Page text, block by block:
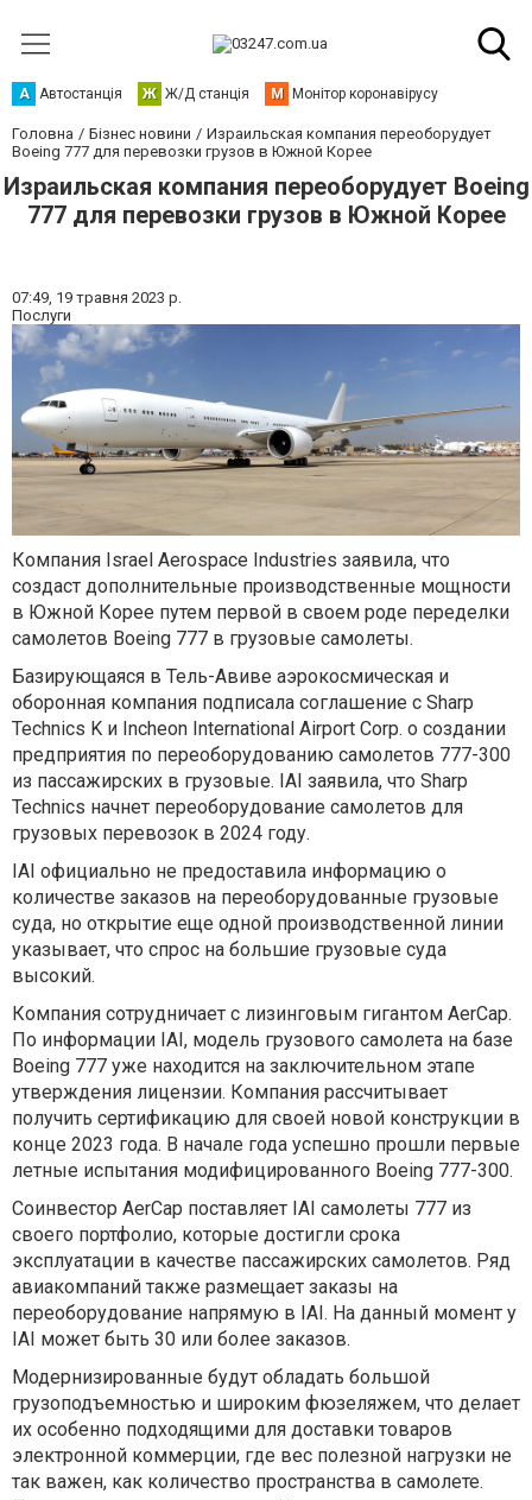
А Автостанція Ж Ж/Д станція М Монітор коронавірусу
Головна Бізнес новини
Израильская компания переоборудует
Boeing 777 для перевозки грузов в Южной Корее
Израильская компания переоборудует Boeing
777 для перевозки грузов в Южной Корее
07:49, 19 травня 2023 р.
Послуги
Компания Israel Aerospace Industries заявила, что
создаст дополнительные производственные мощности
в Южной Корее путем первой в своем роде переделки
самолетов Boeing 777 в грузовые самолеты.
Базирующаяся в Тель-Авиве аэрокосмическая и
оборонная компания подписала соглашение с Sharp
Technics K и Incheon International Airport Corp. о создании
предприятия по переоборудованию самолетов 777-300
из пассажирских в грузовые. IAI заявила, что Sharp
Technics начнет переоборудование самолетов для
грузовых перевозок в 2024 году.
IAI официально не предоставила информацию о
количестве заказов на переоборудованные грузовые
суда, но открытие еще одной производственной линии
указывает, что спрос на большие грузовые суда
высокий.
Компания сотрудничает с лизинговым гигантом AerCap.
По информации IAI, модель грузового самолета на базе
Boeing 777 уже находится на заключительном этапе
утверждения лицензии. Компания рассчитывает
получить сертификацию для своей новой конструкции в
конце 2023 года. В начале года успешно прошли первые
летные испытания модифицированного Boeing 777-300.
Соинвестор AerCap поставляет IAI самолеты 777 из
своего портфолио, которые достигли срока
эксплуатации в качестве пассажирских самолетов. Ряд
авиакомпаний также размещает заказы на
переоборудование напрямую в IAI. На данный момент у
IAI может быть 30 или более заказов.
Модернизированные будут обладать большой
грузоподъемностью и широким фюзеляжем, что делает
их особенно подходящими для доставки товаров
электронной коммерции, где вес полезной нагрузки не
так важен, как количество пространства в самолете.